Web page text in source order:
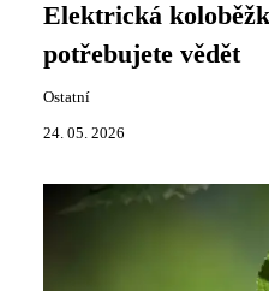
Elektrická
potřebujete vědět
Ostatní
24. 05. 2026